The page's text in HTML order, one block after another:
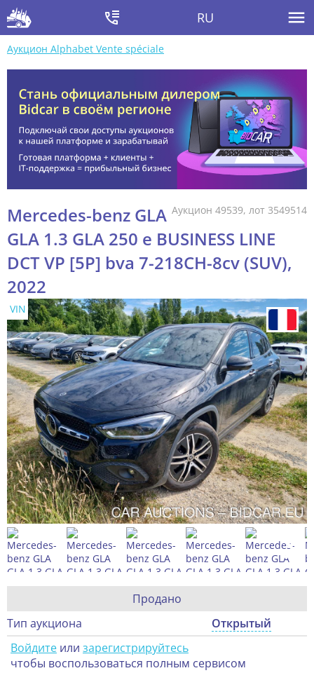
RU
Аукцион Alphabet Vente spéciale
Аукцион 49539, лот 3549514
Mercedes-benz GLA
GLA 1.3 GLA 250 e BUSINESS LINE
DCT VP [5P] bva 7-218CH-8cv (SUV),
2022
VIN
Продано
Тип аукциона
Открытый
Войдите или зарегистрируйтесь
чтобы воспользоваться полным сервисом